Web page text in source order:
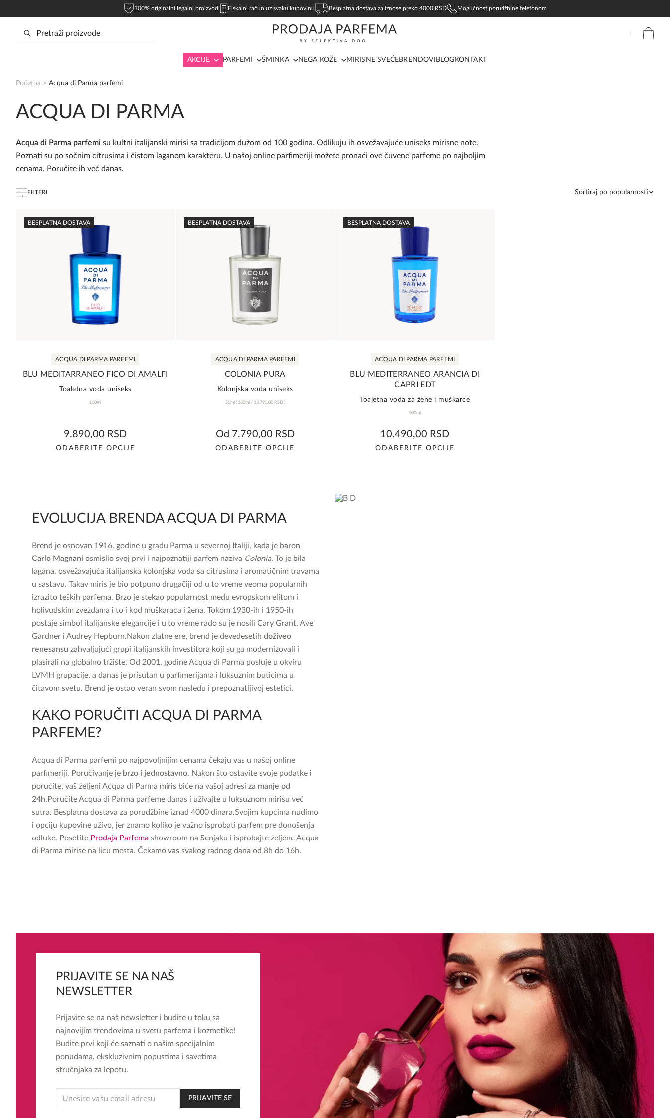
100% originalni legalni proizvodi Fiskalni račun uz svaku kupovinu Besplatna dostava za iznose preko 4000 RSD Mogućnost porudžbine telefonom
AKCIJE PARFEMI ŠMINKA NEGA KOŽE MIRISNE SVEĆEBRENDOVI BLOG KONTAKT
Početna > Acqua di Parma parfemi
ACQUA DI PARMA
Acqua di Parma parfemi su kultni italijanski mirisi sa tradicijom dužom od 100 godina. Odlikuju ih osvežavajuće uniseks mirisne note.
Poznati su po sočnim citrusima i čistom laganom karakteru. U našoj online parfimeriji možete pronaći ove čuvene parfeme po najboljim
cenama. Poručite ih već danas.
FILTERI Sortiraj po popularnosti
BESPLATNA DOSTAVA
ACQUA DI PARMA PARFEMI
BLU MEDITARRANEO FICO DI AMALFI
Toaletna voda uniseks
100ml
rating
9.890,00 RSD
ODABERITE OPCIJE
varijanti.
Opcije
biti
izabrane
na
stranici
proizvoda.
BESPLATNA DOSTAVA
ACQUA DI PARMA PARFEMI
COLONIA PURA
Kolonjska voda uniseks
50ml ( 180ml / 13.790,00 RSD)
rating
Od 7.790,00 RSD
ODABERITE OPCIJE
varijanti.
Opcije
biti
izabrane
na
stranici
proizvoda.
BESPLATNA DOSTAVA
ACQUA DI PARMA PARFEMI
BLU MEDITERRANEO ARANCIA DI
CAPRI EDT
Toaletna voda za žene i muškarce
100ml
rating
10.490,00 RSD
ODABERITE OPCIJE
EVOLUCIJA BRENDA ACQUA DI PARMA
Brend je osnovan 1916. godine u gradu Parma u severnoj Italiji, kada je baron
Carlo Magnani osmislio svoj prvi i najpoznatiji parfem naziva Colonia. To je bila
lagana, osvežavajuća italijanska kolonjska voda sa citrusima i aromatičnim travama
u sastavu. Takav miris je bio potpuno drugačiji od u to vreme veoma popularnih
izrazito teških parfema. Brzo je stekao popularnost među evropskom elitom i
holivudskim zvezdama i to i kod muškaraca i žena. Tokom 1930-ih i 1950-ih
postaje simbol italijanske elegancije i u to vreme rado su je nosili Cary Grant, Ave
Gardner i Audrey Hepburn.Nakon zlatne ere, brend je devedesetih doživeo
renesansu zahvaljujući grupi italijanskih investitora koji su ga modernizovali i
plasirali na globalno tržište. Od 2001. godine Acqua di Parma posluje u okviru
LVMH grupacije, a danas je prisutan u parfimerijama i luksuznim buticima u
čitavom svetu. Brend je ostao veran svom nasleđu i prepoznatljivoj estetici.
KAKO PORUČITI ACQUA DI PARMA
PARFEME?
Acqua di Parma parfemi po najpovoljnijim cenama čekaju vas u našoj online
parfimeriji. Poručivanje je brzo i jednostavno. Nakon što ostavite svoje podatke i
poručite, vaš željeni Acqua di Parma miris biće na vašoj adresi za manje od
24h. Poručite Acqua di Parma parfeme danas i uživajte u luksuznom mirisu već
sutra. Besplatna dostava za porudžbine iznad 4000 dinara.Svojim kupcima nudimo
i opciju kupovine uživo, jer znamo koliko je važno isprobati parfem pre donošenja
odluke. Posetite Prodaja Parfema showroom na Senjaku i isprobajte željene Acqua
di Parma mirise na licu mesta. Čekamo vas svakog radnog dana od 8h do 16h.
PRIJAVITE SE NA NAŠ
NEWSLETTER
Prijavite se na naš newsletter i budite u toku sa
najnovijim trendovima u svetu parfema i kozmetike!
Budite prvi koji će saznati o našim specijalnim
ponudama, ekskluzivnim popustima i savetima
stručnjaka za lepotu.
PRIJAVITE SE